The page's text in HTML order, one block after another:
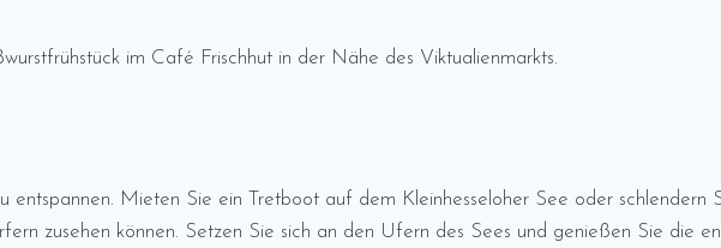
im Café Frischhut in der Nähe des Viktualienmarkts.
Mieten Sie ein Tretboot auf dem Kleinhesseloher See oder schlendern
zusehen können. Setzen Sie sich an den Ufern des Sees und genießen Sie die